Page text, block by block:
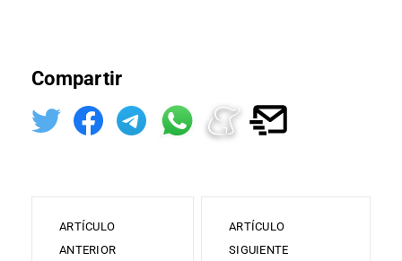
Compartir
ARTÍCULO
ANTERIOR
ARTÍCULO
SIGUIENTE